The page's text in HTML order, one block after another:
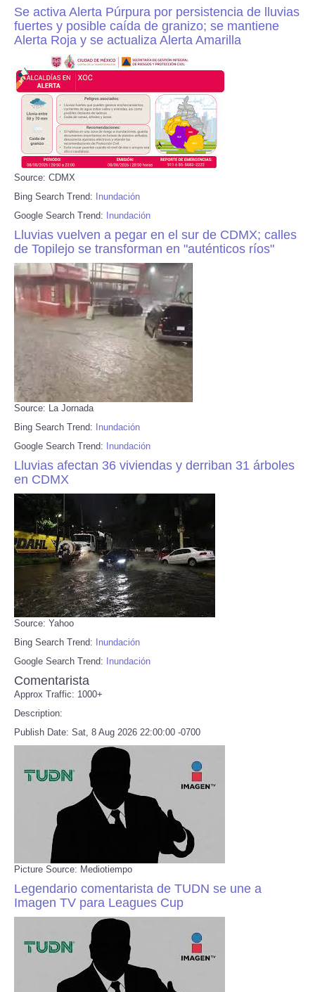
Se activa Alerta Púrpura por persistencia de lluvias
fuertes y posible caída de granizo; se mantiene
Alerta Roja y se actualiza Alerta Amarilla
Source: CDMX
Bing Search Trend: Inundación
Google Search Trend: Inundación
Lluvias vuelven a pegar en el sur de CDMX; calles
de Topilejo se transforman en "auténticos ríos"
Source: La Jornada
Bing Search Trend: Inundación
Google Search Trend: Inundación
Lluvias afectan 36 viviendas y derriban 31 árboles
en CDMX
Source: Yahoo
Bing Search Trend: Inundación
Google Search Trend: Inundación
Comentarista
Approx Traffic: 1000+
Description:
Publish Date: Sat, 8 Aug 2026 22:00:00 -0700
Picture Source: Mediotiempo
Legendario comentarista de TUDN se une a
Imagen TV para Leagues Cup